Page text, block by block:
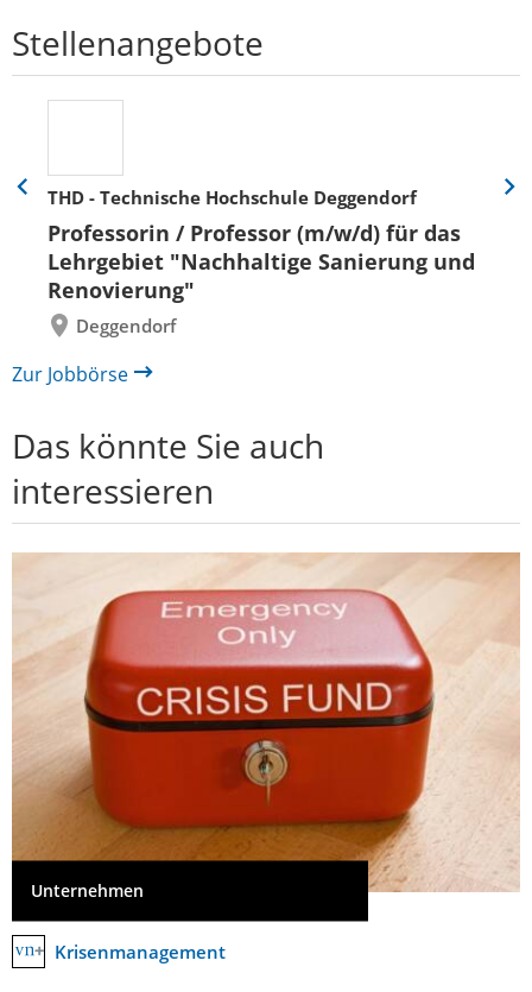
Stellenangebote
THD - Technische Hochschule Deggendorf
Professorin / Professor (m/w/d) für das
Lehrgebiet "Nachhaltige Sanierung und
Renovierung"
Deggendorf
Eine
zurück
Eine
Zur Jobbörse
Das könnte Sie auch
interessieren
Unternehmen
Krisenmanagement